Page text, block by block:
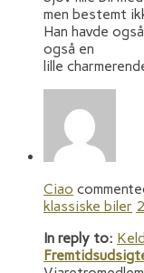
men bestemt
Han havde
også en
lille
Ciao
klassiske biler
In reply to: